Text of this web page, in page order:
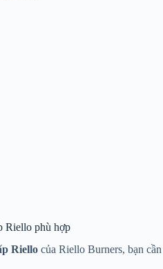
Riello phù hợp
Riello của Riello Burners, bạn cần